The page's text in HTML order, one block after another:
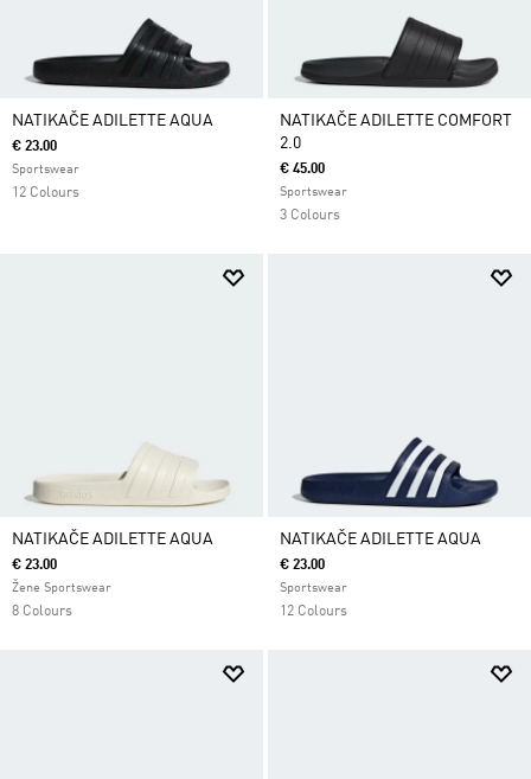
NATIKAČE ADILETTE AQUA
€ 23.00
Sportswear
12 Colours
NATIKAČE ADILETTE COMFORT
2.0
€ 45.00
Sportswear
3 Colours
NATIKAČE ADILETTE AQUA
€ 23.00
Žene Sportswear
8 Colours
NATIKAČE ADILETTE AQUA
€ 23.00
Sportswear
12 Colours